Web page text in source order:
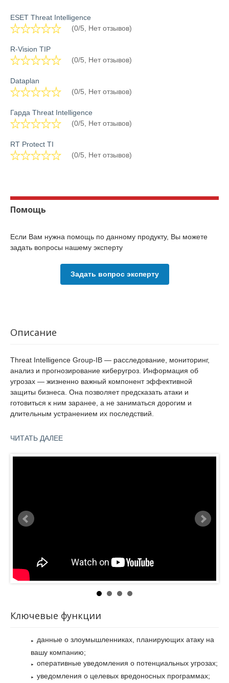
ESET Threat Intelligence
(0/5, Нет отзывов)
R-Vision TIP
(0/5, Нет отзывов)
Dataplan
(0/5, Нет отзывов)
Гарда Threat Intelligence
(0/5, Нет отзывов)
RT Protect TI
(0/5, Нет отзывов)
Помощь
Если Вам нужна помощь по данному продукту, Вы можете
задать вопросы нашему эксперту
Задать вопрос эксперту
Описание
Threat Intelligence Group-IB — расследование, мониторинг,
анализ и прогнозирование киберугроз. Информация об
угрозах — жизненно важный компонент эффективной
защиты бизнеса. Она позволяет предсказать атаки и
готовиться к ним заранее, а не заниматься дорогим и
длительным устранением их последствий.
Group-IB предоставляет персонализированную,
ЧИТАТЬ ДАЛЕЕ
Ключевые функции
данные о злоумышленниках, планирующих атаку на
вашу компанию;
оперативные уведомления о потенциальных угрозах;
уведомления о целевых вредоносных программах;